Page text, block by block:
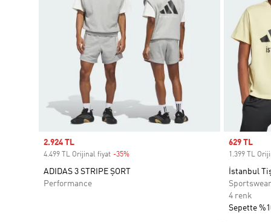
Sale price
2.924 TL
4.499 TL Orijinal fiyat -35%
ADIDAS 3 STRIPE ŞORT
Performance
Sale price
629 TL
1.399 TL
İstanbul
Sportswear
4 renk
Sepette